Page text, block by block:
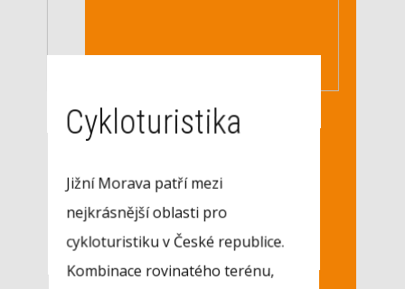
Cykloturistika
Jižní Morava patří mezi
nejkrásnější oblasti pro
cykloturistiku v České republice.
Kombinace rovinatého terénu,